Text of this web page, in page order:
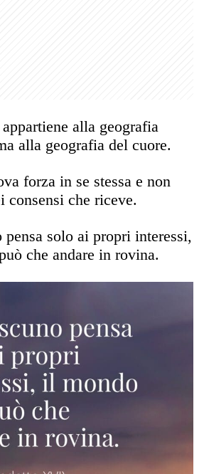
alla geografia
alla geografia del cuore.
forza in se stessa e non
consensi che riceve.
pensa solo ai propri interessi,
che andare in rovina.